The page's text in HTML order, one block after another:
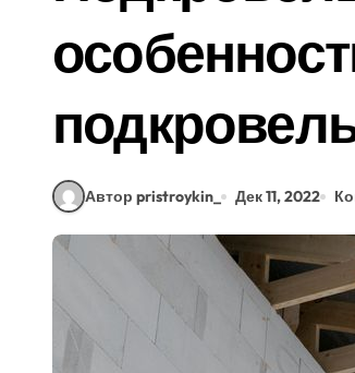
Автор pristroykin_ Дек 11, 2022